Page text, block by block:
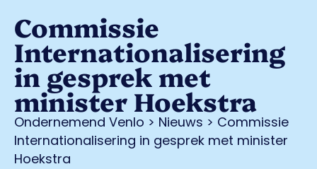
Commissie
Internationalisering
in gesprek met
minister Hoekstra
Ondernemend Venlo > Nieuws > Commissie
Internationalisering in gesprek met minister
Hoekstra